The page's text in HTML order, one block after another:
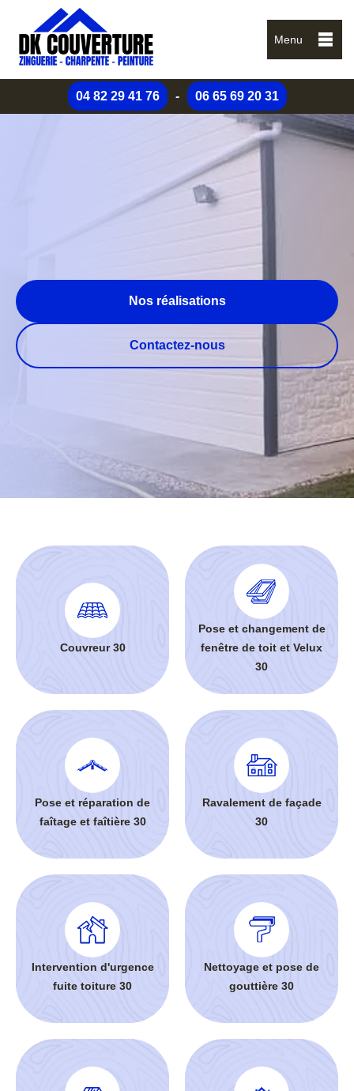
Menu
04 82 29 41 76 - 06 65 69 20 31
Nos réalisations
Contactez-nous
Couvreur 30
Pose et changement de
fenêtre de toit et Velux
30
Pose et réparation de
faîtage et faîtière 30
Ravalement de façade
30
Intervention d'urgence
fuite toiture 30
Nettoyage et pose de
gouttière 30